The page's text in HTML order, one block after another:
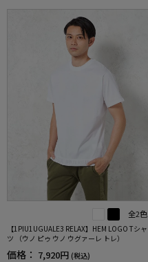
全2色
【1PIU1UGUALE3 RELAX】HEM LOGO Tシャ
ツ （ウノ ピゥ ウノ ウグァーレ トレ）
価格： 7,920円 (税込)